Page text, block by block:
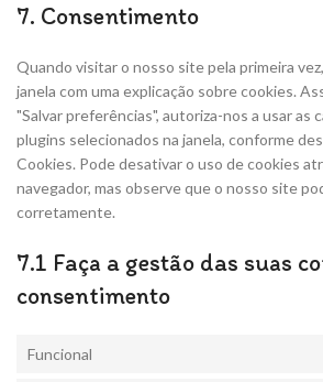
7. Consentimento
Quando visitar o nosso site pela primeira
janela com uma explicação sobre cookies.
"Salvar preferências", autoriza-nos a usar as
plugins selecionados na janela, conforme
Cookies. Pode desativar o uso de cookies
navegador, mas observe que o nosso site
corretamente.
7.1 Faça a gestão das suas
consentimento
Funcional